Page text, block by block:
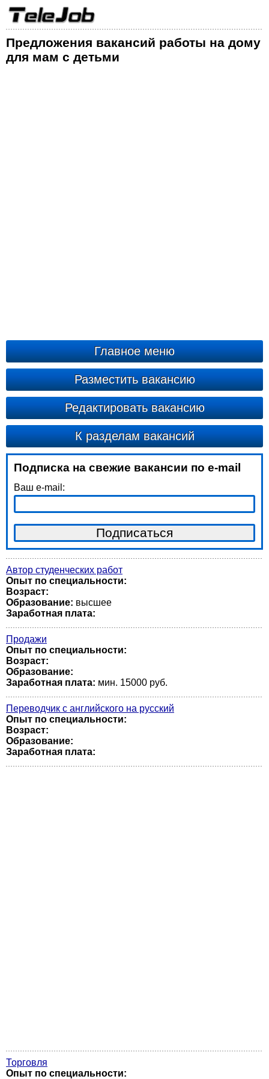
Предложения вакансий работы на дому
для мам с детьми
Главное меню
Разместить вакансию
Редактировать вакансию
К разделам вакансий
Подписка на свежие вакансии по e-mail
Ваш e-mail:
Автор студенческих работ
Опыт по специальности:
Возраст:
Образование: высшее
Заработная плата:
Продажи
Опыт по специальности:
Возраст:
Образование:
Заработная плата: мин. 15000 руб.
Переводчик с английского на русский
Опыт по специальности:
Возраст:
Образование:
Заработная плата:
Торговля
Опыт по специальности: